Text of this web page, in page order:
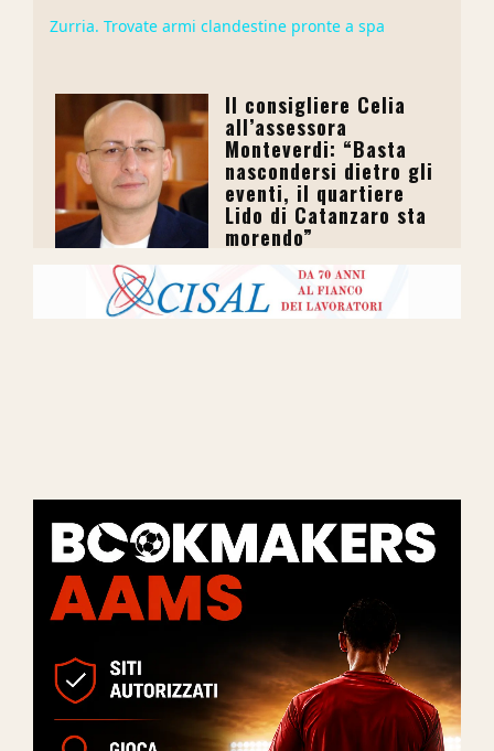
Zurria. Trovate armi clandestine pronte a spa
Il consigliere Celia
all’assessora
Monteverdi: “Basta
nascondersi dietro gli
eventi, il quartiere
Lido di Catanzaro sta
morendo”